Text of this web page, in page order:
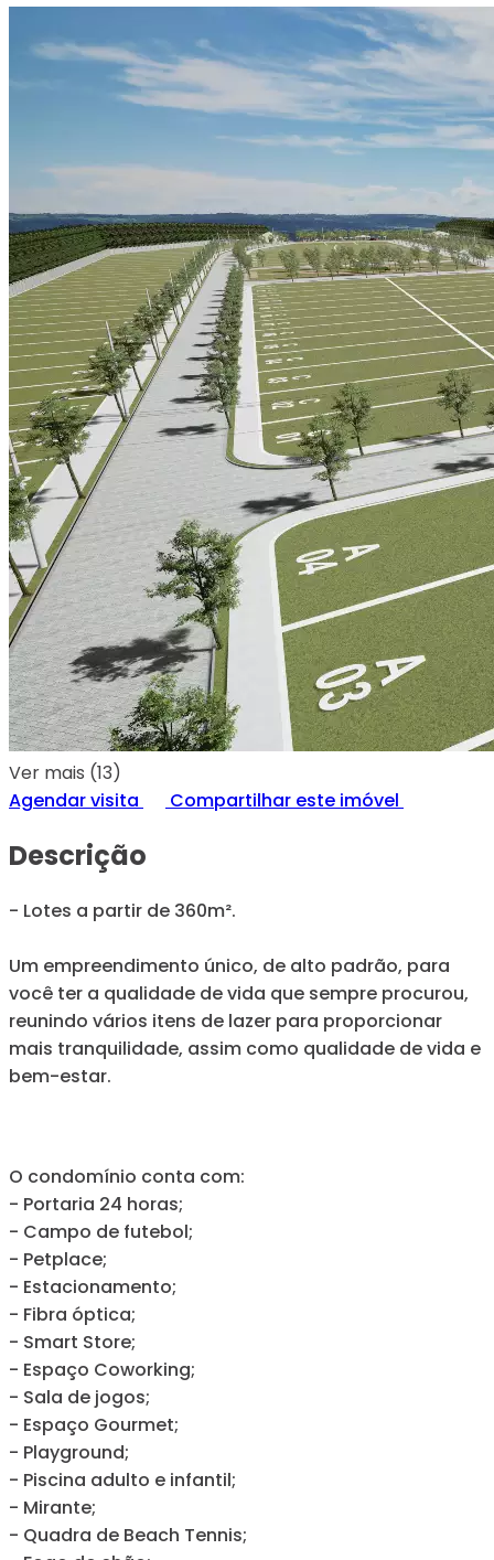
Ver mais (13)
Agendar visita
Compartilhar este imóvel
Descrição
- Lotes a partir de 360m².
Um empreendimento único, de alto padrão, para
você ter a qualidade de vida que sempre procurou,
reunindo vários itens de lazer para proporcionar
mais tranquilidade, assim como qualidade de vida e
bem-estar.
O condomínio conta com:
- Portaria 24 horas;
- Campo de futebol;
- Petplace;
- Estacionamento;
- Fibra óptica;
- Smart Store;
- Espaço Coworking;
- Sala de jogos;
- Espaço Gourmet;
- Playground;
- Piscina adulto e infantil;
- Mirante;
- Quadra de Beach Tennis;